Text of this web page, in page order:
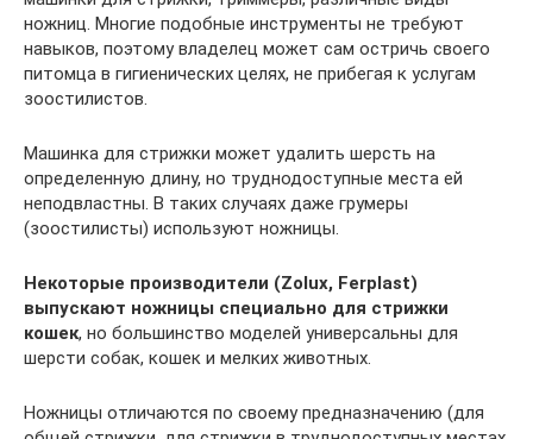
ножниц. Многие подобные инструменты не требуют
навыков, поэтому владелец может сам остричь своего
питомца в гигиенических целях, не прибегая к услугам
зоостилистов.
Машинка для стрижки может удалить шерсть на
определенную длину, но труднодоступные места ей
неподвластны. В таких случаях даже грумеры
(зоостилисты) используют ножницы.
Некоторые производители (Zolux, Ferplast)
выпускают ножницы специально для стрижки
кошек, но большинство моделей универсальны для
шерсти собак, кошек и мелких животных.
Ножницы отличаются по своему предназначению (для